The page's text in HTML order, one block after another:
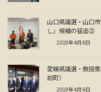
山口県議選・山口
し」候補の猛追⓶
2019年4月6日
愛媛県議選・無投
前町）
2019年4月6日